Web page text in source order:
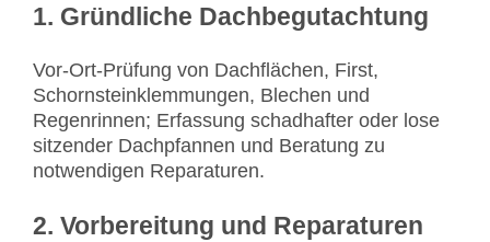
1. Gründliche Dachbegutachtung
Vor-Ort-Prüfung von Dachflächen, First,
Schornsteinklemmungen, Blechen und
Regenrinnen; Erfassung schadhafter oder lose
sitzender Dachpfannen und Beratung zu
notwendigen Reparaturen.
2. Vorbereitung und Reparaturen